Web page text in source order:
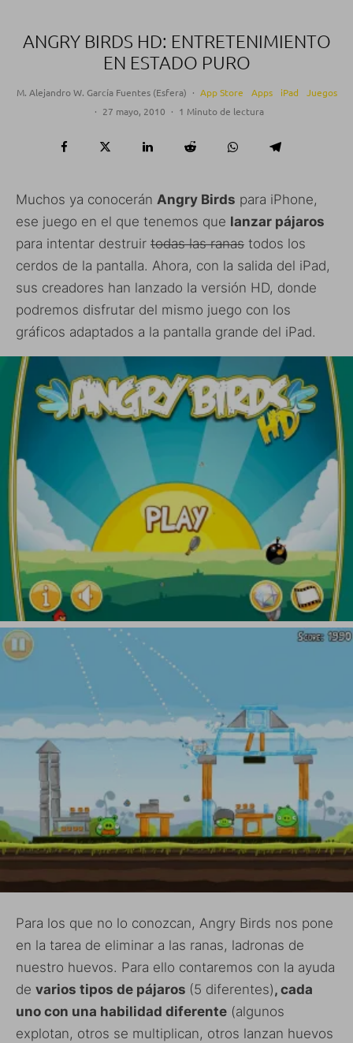
ANGRY BIRDS HD: ENTRETENIMIENTO
EN ESTADO PURO
M. Alejandro W. García Fuentes (Esfera) · App Store Apps iPad
Juegos
· 27 mayo, 2010 · 1 Minuto de lectura
Muchos ya conocerán Angry Birds para iPhone,
ese juego en el que tenemos que lanzar pájaros
para intentar destruir todas las ranas todos los
cerdos de la pantalla. Ahora, con la salida del iPad,
sus creadores han lanzado la versión HD, donde
podremos disfrutar del mismo juego con los
gráficos adaptados a la pantalla grande del iPad.
Para los que no lo conozcan, Angry Birds nos pone
en la tarea de eliminar a las ranas, ladronas de
nuestro huevos. Para ello contaremos con la ayuda
de varios tipos de pájaros (5 diferentes), cada
uno con una habilidad diferente (algunos
explotan, otros se multiplican, otros lanzan huevos